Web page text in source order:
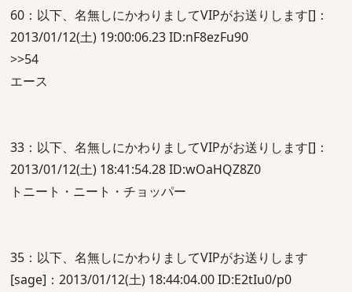
60：以下、名無しにかわりましてVIPがお送りします[]：
2013/01/12(土) 19:00:06.23 ID:nF8ezFu90
>>54
エース
33：以下、名無しにかわりましてVIPがお送りします[]：
2013/01/12(土) 18:41:54.28 ID:wOaHQZ8Z0
トニート・ニート・チョッパー
35：以下、名無しにかわりましてVIPがお送りします
[sage]：2013/01/12(土) 18:44:04.00 ID:E2tIu0/p0